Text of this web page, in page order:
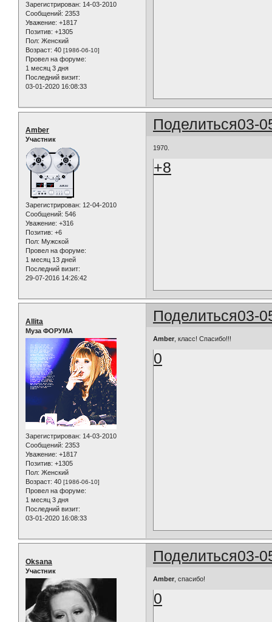
Зарегистрирован: 14-03-2010
Сообщений: 2353
Уважение: +1817
Позитив: +1305
Пол: Женский
Возраст: 40 [1986-06-10]
Провел на форуме:
1 месяц 3 дня
Последний визит:
03-01-2020 16:08:33
Поделиться03-
Amber
Участник
Зарегистрирован: 12-04-2010
Сообщений: 546
Уважение: +316
Позитив: +6
Пол: Мужской
Провел на форуме:
1 месяц 13 дней
Последний визит:
29-07-2016 14:26:42
1970.
+8
Поделиться03-
Allita
Муза ФОРУМА
Зарегистрирован: 14-03-2010
Сообщений: 2353
Уважение: +1817
Позитив: +1305
Пол: Женский
Возраст: 40 [1986-06-10]
Провел на форуме:
1 месяц 3 дня
Последний визит:
03-01-2020 16:08:33
Amber , класс! Спасибо!!!
0
Поделиться03-
Oksana
Участник
Amber, спасибо!
0